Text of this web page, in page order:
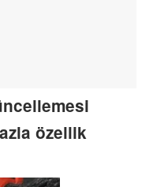
özellik